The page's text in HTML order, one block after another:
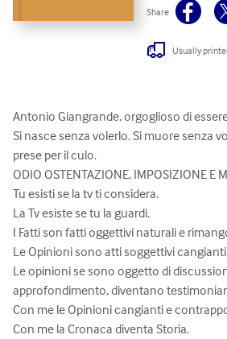
Share
Usually
Antonio Giangrande, orgoglioso di
Si nasce senza volerlo. Si muore senza
prese per il culo.
ODIO OSTENTAZIONE, IMPOSIZIONE E
Tu esisti se la tv ti considera.
La Tv esiste se tu la guardi.
I Fatti son fatti oggettivi naturali e
Le Opinioni sono atti soggettivi
Le opinioni se sono oggetto di
approfondimento, diventano
Con me le Opinioni cangianti e
Con me la Cronaca diventa Storia.